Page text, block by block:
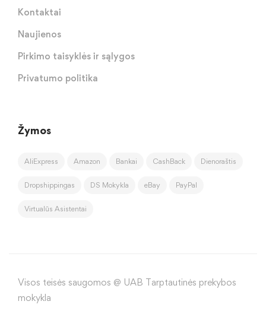
Kontaktai
Naujienos
Pirkimo taisyklės ir sąlygos
Privatumo politika
Žymos
AliExpress Amazon Bankai CashBack Dienoraštis
Dropshippingas DS Mokykla eBay PayPal
Virtualūs Asistentai
Visos teisės saugomos @ UAB Tarptautinės prekybos
mokykla